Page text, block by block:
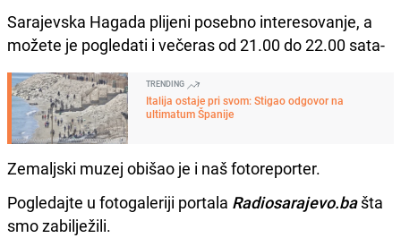
Sarajevska Hagada plijeni posebno interesovanje, a
možete je pogledati i večeras od 21.00 do 22.00 sata-
TRENDING
Italija ostaje pri svom: Stigao odgovor na
ultimatum Španije
Zemaljski muzej obišao je i naš fotoreporter.
Pogledajte u fotogaleriji portala Radiosarajevo.bašta
smo zabilježili.